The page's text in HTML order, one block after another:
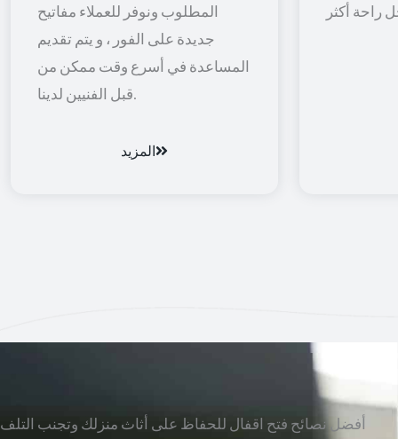
المطلوب ونوفر للعملاء مفاتيح
جديدة على الفور ، و يتم تقديم
المساعدة في أسرع وقت ممكن من
المزيد
أفضل نصائح فتح اقفال للحفاظ على أثاث منزلك وتجنب التلف